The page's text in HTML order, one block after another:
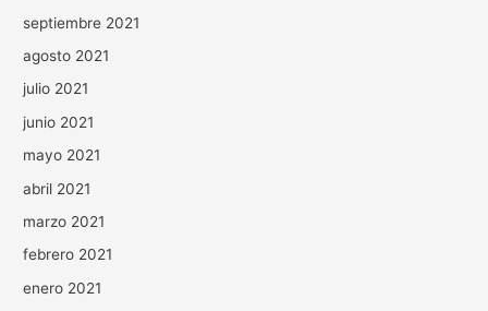
septiembre 2021
agosto 2021
julio 2021
junio 2021
mayo 2021
abril 2021
marzo 2021
febrero 2021
enero 2021